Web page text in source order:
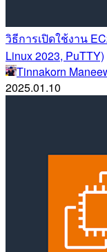
วิธีการเปิดใช้งาน
Linux 2023, PuTTY)
Tinnakorn
2025.01.10